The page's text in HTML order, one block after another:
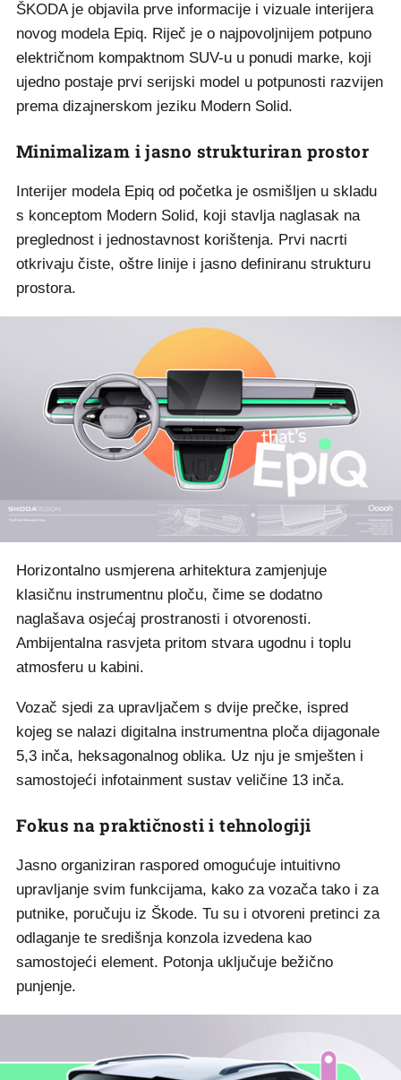
ŠKODA je objavila prve informacije i vizuale interijera
novog modela Epiq. Riječ je o najpovoljnijem potpuno
električnom kompaktnom SUV-u u ponudi marke, koji
ujedno postaje prvi serijski model u potpunosti razvijen
prema dizajnerskom jeziku Modern Solid.
Minimalizam i jasno strukturiran prostor
Interijer modela Epiq od početka je osmišljen u skladu
s konceptom Modern Solid, koji stavlja naglasak na
preglednost i jednostavnost korištenja. Prvi nacrti
otkrivaju čiste, oštre linije i jasno definiranu strukturu
prostora.
Horizontalno usmjerena arhitektura zamjenjuje
klasičnu instrumentnu ploču, čime se dodatno
naglašava osjećaj prostranosti i otvorenosti.
Ambijentalna rasvjeta pritom stvara ugodnu i toplu
atmosferu u kabini.
Vozač sjedi za upravljačem s dvije prečke, ispred
kojeg se nalazi digitalna instrumentna ploča dijagonale
5,3 inča, heksagonalnog oblika. Uz nju je smješten i
samostojeći infotainment sustav veličine 13 inča.
Fokus na praktičnosti i tehnologiji
Jasno organiziran raspored omogućuje intuitivno
upravljanje svim funkcijama, kako za vozača tako i za
putnike, poručuju iz Škode. Tu su i otvoreni pretinci za
odlaganje te središnja konzola izvedena kao
samostojeći element. Potonja uključuje bežično
punjenje.